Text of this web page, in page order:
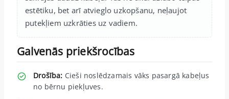
estētiku, bet arī atvieglo uzkopšanu, neļaujot
putekļiem uzkrāties uz vadiem.
Galvenās priekšrocības
Drošība: Cieši noslēdzamais vāks pasargā kabeļus
no bērnu piekļuves.